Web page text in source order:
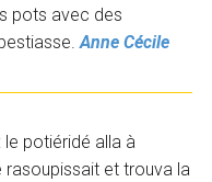
pots avec des
Anne Cécile
potiéridé alla à
rasoupissait et trouva la